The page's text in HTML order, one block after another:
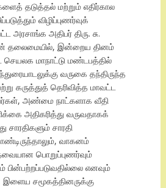
தடுத்தல் மற்றும் எதிர்கால
விழிப்புணர்வுக்
அரசாங்க அதிபர் திரு. சு.
தலைமையில், இன்றைய தினம்
செயலக மாநாட்டு மண்டபத்தில்
வருகை தந்திருந்த
கருத்துத் தெரிவித்த மாவட்ட
அண்மை நாட்களாக வீதி
அதிகரித்து வருவதாகக்
சாரதிகளும் சாரதி
வாகனம்
பொறுப்புணர்வும்
பின்பற்றப்படுவதில்லை எனவும்
இளைய சமூகத்தினருக்கு